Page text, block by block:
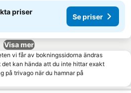
priser
Se priser
Visa mer
vi får av bokningssidorna ändras
kan hända att du inte hittar exakt
på trivago när du hamnar på